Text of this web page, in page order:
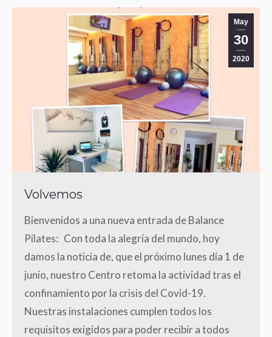
May
30
2020
Volvemos
Bienvenidos a una nueva entrada de Balance
Pilates: Con toda la alegría del mundo, hoy
damos la noticia de, que el próximo lunes día 1 de
junio, nuestro Centro retoma la actividad tras el
confinamiento por la crisis del Covid-19.
Nuestras instalaciones cumplen todos los
requisitos exigidos para poder recibir a todos